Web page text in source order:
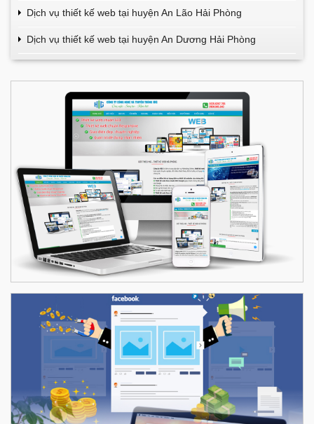
Dịch vụ thiết kế web tại huyện An Lão Hải Phòng
Dịch vụ thiết kế web tại huyện An Dương Hải Phòng